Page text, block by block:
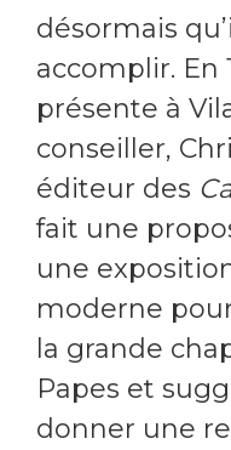
désormais
accomplir. En
présente à
conseiller,
éditeur des
fait une
une
moderne
la grande
Papes et
donner une